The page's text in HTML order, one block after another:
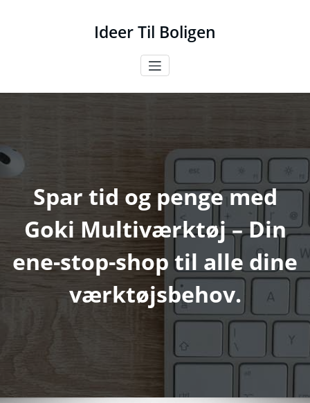
Ideer Til Boligen
Spar tid og penge med
Goki Multiværktøj – Din
ene-stop-shop til alle dine
værktøjsbehov.